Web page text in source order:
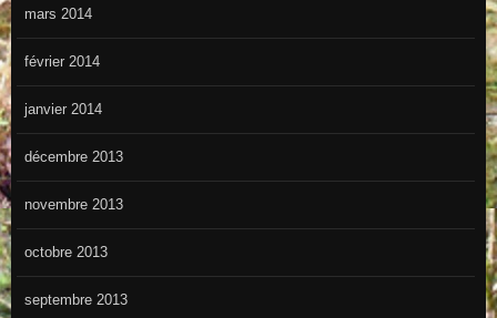
mars 2014
février 2014
janvier 2014
décembre 2013
novembre 2013
octobre 2013
septembre 2013